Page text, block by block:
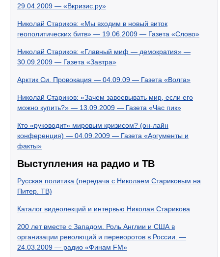
29.04.2009 — «Вкризис.ру»
Николай Стариков: «Мы входим в новый виток
геополитических битв» — 19.06.2009 — Газета «Слово»
Николай Стариков: «Главный миф — демократия» —
30.09.2009 — Газета «Завтра»
Арктик Си. Провокация — 04.09.09 — Газета «Волга»
Николай Стариков: «Зачем завоевывать мир, если его
можно купить?» — 13.09.2009 — Газета «Час пик»
Кто «руководит» мировым кризисом? (он-лайн
конференция) — 04.09.2009 — Газета «Аргументы и
факты»
Выступления на радио и ТВ
Русская политика (передача с Николаем Стариковым на
Питер. ТВ)
Каталог видеолекций и интервью Николая Старикова
200 лет вместе с Западом. Роль Англии и США в
организации революций и переворотов в России. —
24.03.2009 — радио «Финам FM»